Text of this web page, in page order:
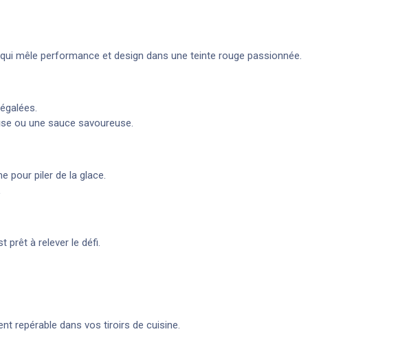
mêle performance et design dans une teinte rouge passionnée.
ou une sauce savoureuse.
pour piler de la glace.
prêt à relever le défi.
repérable dans vos tiroirs de cuisine.